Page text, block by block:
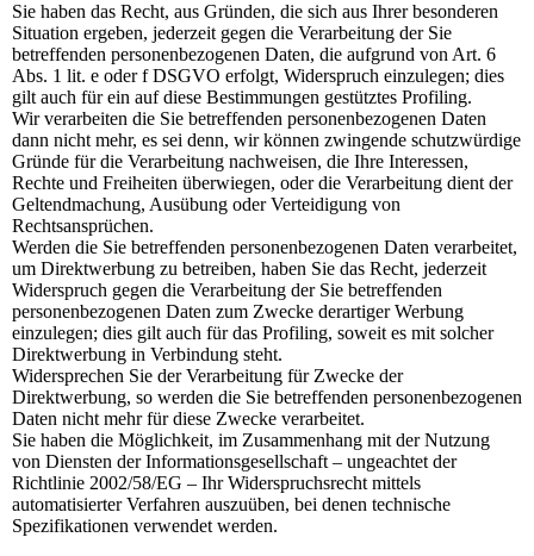
Sie haben das Recht, aus Gründen, die sich aus Ihrer besonderen
Situation ergeben, jederzeit gegen die Verarbeitung der Sie
betreffenden personenbezogenen Daten, die aufgrund von Art. 6
Abs. 1 lit. e oder f DSGVO erfolgt, Widerspruch einzulegen; dies
gilt auch für ein auf diese Bestimmungen gestütztes Profiling.
Wir verarbeiten die Sie betreffenden personenbezogenen Daten
dann nicht mehr, es sei denn, wir können zwingende schutzwürdige
Gründe für die Verarbeitung nachweisen, die Ihre Interessen,
Rechte und Freiheiten überwiegen, oder die Verarbeitung dient der
Geltendmachung, Ausübung oder Verteidigung von
Rechtsansprüchen.
Werden die Sie betreffenden personenbezogenen Daten verarbeitet,
um Direktwerbung zu betreiben, haben Sie das Recht, jederzeit
Widerspruch gegen die Verarbeitung der Sie betreffenden
personenbezogenen Daten zum Zwecke derartiger Werbung
einzulegen; dies gilt auch für das Profiling, soweit es mit solcher
Direktwerbung in Verbindung steht.
Widersprechen Sie der Verarbeitung für Zwecke der
Direktwerbung, so werden die Sie betreffenden personenbezogenen
Daten nicht mehr für diese Zwecke verarbeitet.
Sie haben die Möglichkeit, im Zusammenhang mit der Nutzung
von Diensten der Informationsgesellschaft – ungeachtet der
Richtlinie 2002/58/EG – Ihr Widerspruchsrecht mittels
automatisierter Verfahren auszuüben, bei denen technische
Spezifikationen verwendet werden.